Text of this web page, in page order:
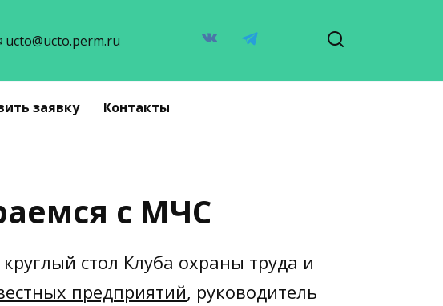
ucto@ucto.perm.ru
заявку Контакты
с МЧС
стол Клуба охраны труда и
предприятий, руководитель